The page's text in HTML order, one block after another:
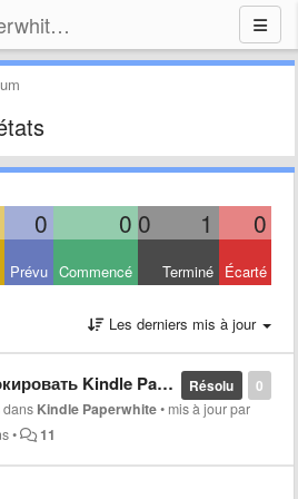
Kindle, Kindle Paperwhite, Kindle Voyage
0 0 0 1 0
Prévu Commencé Terminé Écarté
Les derniers mis à jour
0
Résolu
Kindle Paperwhite.
dans Kindle Paperwhite• mis à jour par
• 11